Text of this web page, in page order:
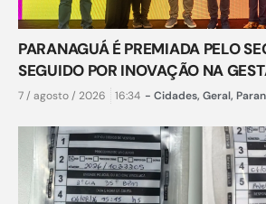
PARANAGUÁ É PREMIADA PELO
SEGUIDO POR INOVAÇÃO NA
7 / agosto / 2026 16:34 - Cidades, Geral,